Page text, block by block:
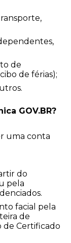
de
de férias);
GOV.BR?
uma conta
do
pela
facial pela
de
de Certificado